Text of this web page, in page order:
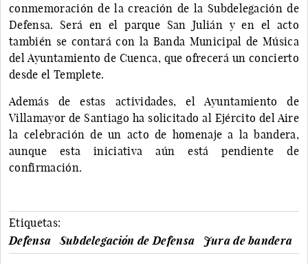
conmemoración de la creación de la Subdelegación de
Defensa. Será en el parque San Julián y en el acto
también se contará con la Banda Municipal de Música
del Ayuntamiento de Cuenca, que ofrecerá un concierto
desde el Templete.
Además de estas actividades, el Ayuntamiento de
Villamayor de Santiago ha solicitado al Ejército del Aire
la celebración de un acto de homenaje a la bandera,
aunque esta iniciativa aún está pendiente de
confirmación.
Etiquetas:
Defensa
Subdelegación de Defensa Jura de bandera